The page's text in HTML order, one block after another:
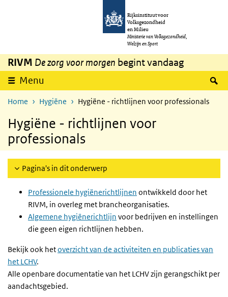
Overslaan en naar de inhoud gaan
Rijksinstituut voor
Volksgezondheid
en Milieu
Ministerie van Volksgezondheid,
Welzijn en Sport
RIVM De zorg voor morgen begint vandaag
Menu
Home Hygiëne Hygiëne - richtlijnen voor professionals
Hygiëne - richtlijnen voor
professionals
Pagina's in dit onderwerp
Professionele hygiënerichtlijnen ontwikkeld door het
RIVM, in overleg met brancheorganisaties.
Algemene hygiënerichtlijn voor bedrijven en instellingen
die geen eigen richtlijnen hebben.
Bekijk ook hetoverzicht van de activiteiten en publicaties van
het LCHV.
Alle openbare documentatie van het LCHV zijn gerangschikt per
aandachtsgebied.